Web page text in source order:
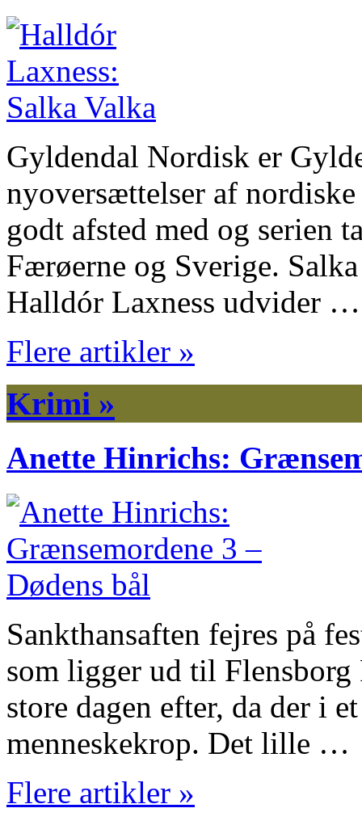
Gyldendal Nordisk er
nyoversættelser af
godt afsted med og serien
Færøerne og Sverige.
Halldór Laxness udvider …
Flere artikler »
Krimi »
Anette Hinrichs:
Sankthansaften fejres på
som ligger ud til
store dagen efter, da der i
menneskekrop. Det lille …
Flere artikler »